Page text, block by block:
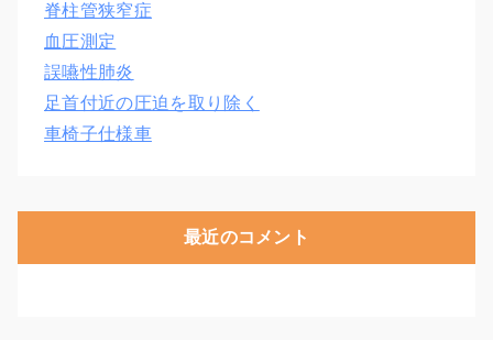
脊柱管狭窄症
血圧測定
誤嚥性肺炎
足首付近の圧迫を取り除く
車椅子仕様車
最近のコメント